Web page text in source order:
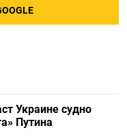
Украине судно
Путина